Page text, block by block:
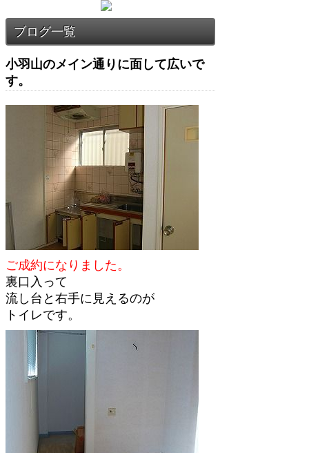
小羽山のメイン通りに面して広いで
す。
ご成約になりました。
裏口入って
流し台と右手に見えるのが
トイレです。